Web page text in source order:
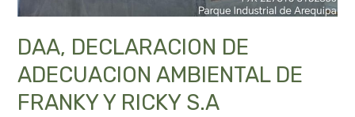
DAA, DECLARACION DE
ADECUACION AMBIENTAL DE
FRANKY Y RICKY S.A